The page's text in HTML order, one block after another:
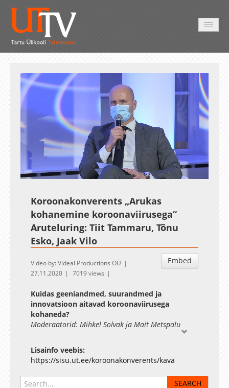
UnmuteLoaded
1.95%
Esituskiirused
SubtitlesAuto
Koroonakonverents „Arukas
kohanemine koroonaviirusega“
Aruteluring: Tiit Tammaru, Tõnu
Esko, Jaak Vilo
Embed
Video by: Videal Productions OÜ
27.11.2020
7019 views
Kuidas geeniandmed, suurandmed ja
innovatsioon aitavad koroonaviirusega
kohaneda?
Moderaatorid: Mihkel Solvak ja Mait Metspalu
Lisainfo veebis:
https://sisu.ut.ee/koroonakonverents/kava